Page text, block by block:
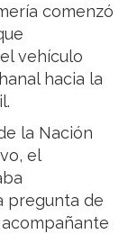
comenzó
vehículo
hacia la
la Nación
el
pregunta de